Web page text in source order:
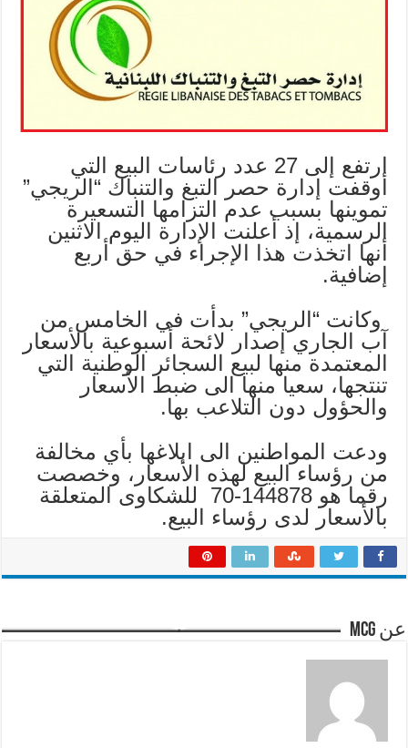
ارتفع إلى 27 عدد رئاسات البيع التي
أوقفت إدارة حصر التبغ والتنباك “الريجي”
تموينها بسبب عدم التزامها التسعيرة
الرسمية، إذ أعلنت الإدارة اليوم الاثنين
أنها اتخذت هذا الإجراء في حق أربع
إضافية.
وكانت “الريجي” بدأت في الخامس من
آب الجاري إصدار لائحة أسبوعية بالأسعار
المعتمدة منها لبيع السجائر الوطنية التي
تنتجها، سعيا منها الى ضبط الأسعار
والحؤول دون التلاعب بها.
ودعت المواطنين الى ابلاغها بأي مخالفة
من رؤساء البيع لهذه الأسعار، وخصصت
رقما هو 144878-70 للشكاوى المتعلقة
بالأسعار لدى رؤساء البيع.
عن mcg